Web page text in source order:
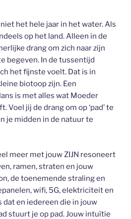
het hele jaar in het water. Als
op het land. Alleen in de
drang om zich naar zijn
begeven. In de tussentijd
het fijnste voelt. Dat is in
biotoop zijn. Een
is met alles wat Moeder
Voel jij de drang om op ‘pad’ te
je midden in de natuur te
meer met jouw ZIJN resoneert
ramen, straten en jouw
de toenemende straling en
wifi, 5G, elektriciteit en
dat en iedereen die in jouw
stuurt je op pad. Jouw intuïtie